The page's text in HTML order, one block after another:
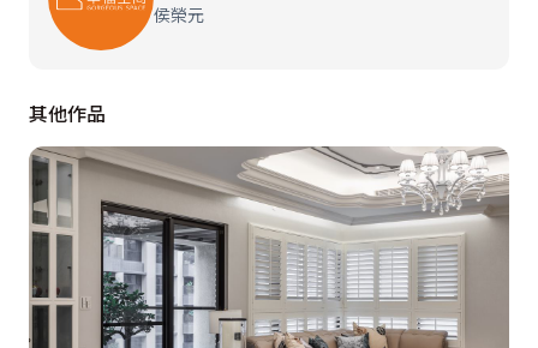
侯榮元
其他作品